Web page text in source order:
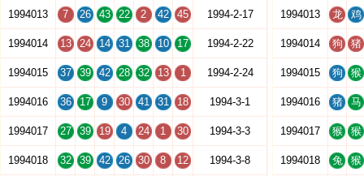
1994013 7 26 43 22 2 42 45 1994-2-17
1994014 13 24 14 31 38 10 17 1994-2-22
1994015 37 39 42 28 32 13 1 1994-2-24
1994016 36 17 9 30 41 31 18 1994-3-1
1994017 27 39 19 4 24 1 30 1994-3-3
1994018 32 39 42 26 30 8 12 1994-3-8
1994013 龙 鸡
1994014 狗 猪
1994015 狗 猴
1994016 猪 马
1994017 猴 猴
1994018 兔 猴